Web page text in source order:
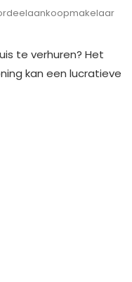
te verhuren? Het
kan een lucratieve